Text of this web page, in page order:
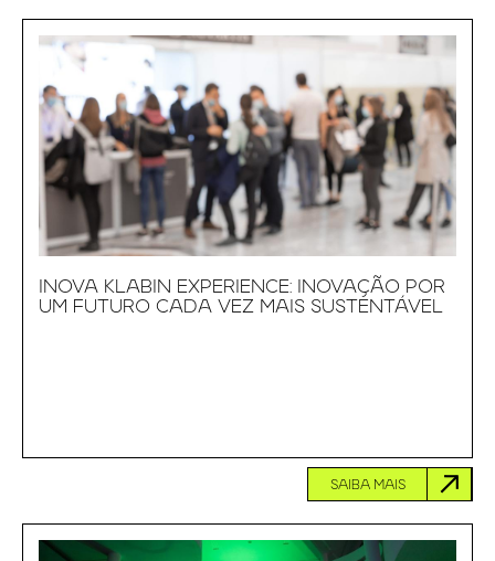
INOVA KLABIN EXPERIENCE: INOVAÇÃO POR
UM FUTURO CADA VEZ MAIS SUSTENTÁVEL
SAIBA MAIS